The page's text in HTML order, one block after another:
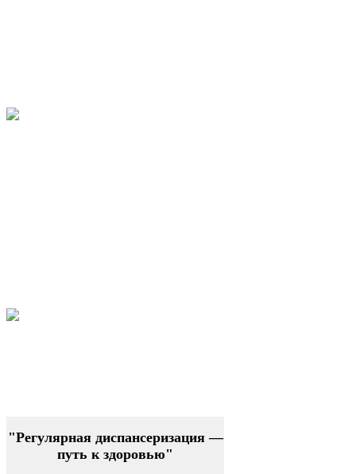
"Регулярная диспансеризация —
путь к здоровью"